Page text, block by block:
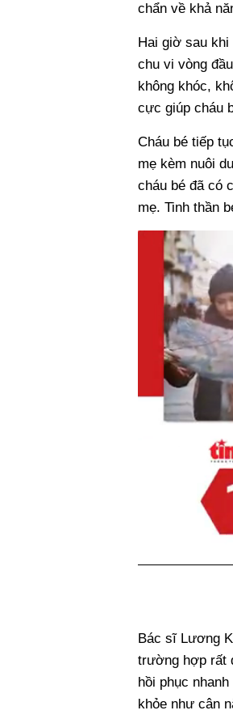
chẩn về khả
Hai giờ sau
chu vi vòng
không khóc,
cực giúp cháu
Cháu bé tiếp
mẹ kèm nuôi
cháu bé đã có
mẹ. Tinh thần
Bác sĩ Lương
trường hợp rất
hồi phục
khỏe như cân